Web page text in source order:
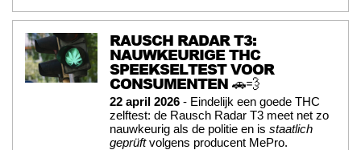
RAUSCH RADAR T3:
NAUWKEURIGE THC
SPEEKSELTEST VOOR
CONSUMENTEN 🚗💨
22 april 2026 - Eindelijk een goede THC
zelftest: de Rausch Radar T3 meet net zo
nauwkeurig als de politie en is staatlich
geprüftvolgens producent MePro.